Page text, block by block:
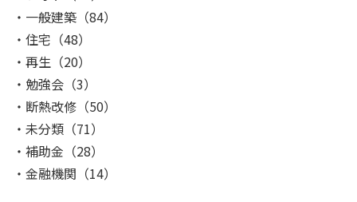
一般建築 （84）
住宅 （48）
再生 （20）
勉強会 （3）
断熱改修 （50）
未分類 （71）
補助金 （28）
金融機関 （14）